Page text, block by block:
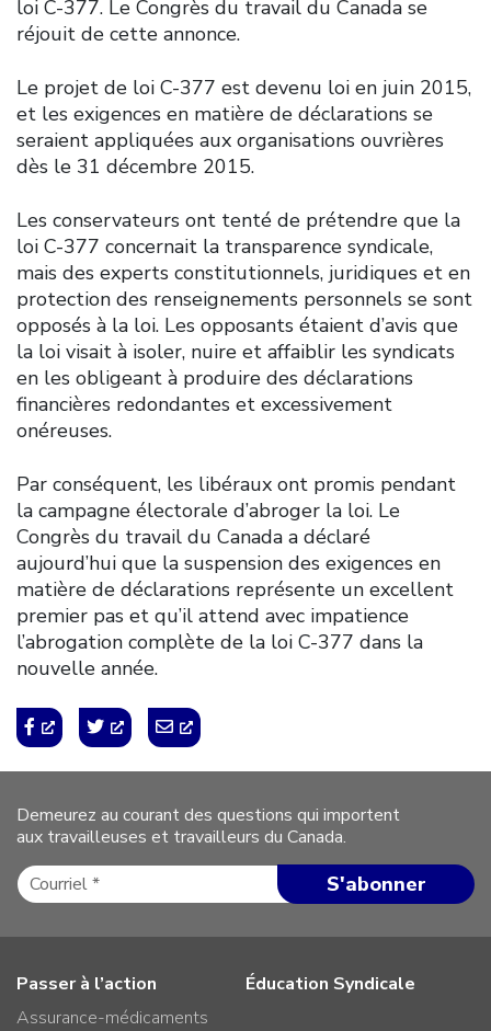
loi C-377. Le Congrès du travail du Canada se
réjouit de cette annonce.
Le projet de loi C-377 est devenu loi en juin 2015,
et les exigences en matière de déclarations se
seraient appliquées aux organisations ouvrières
dès le 31 décembre 2015.
Les conservateurs ont tenté de prétendre que la
loi C-377 concernait la transparence syndicale,
mais des experts constitutionnels, juridiques et en
protection des renseignements personnels se sont
opposés à la loi. Les opposants étaient d’avis que
la loi visait à isoler, nuire et affaiblir les syndicats
en les obligeant à produire des déclarations
financières redondantes et excessivement
onéreuses.
Par conséquent, les libéraux ont promis pendant
la campagne électorale d’abroger la loi. Le
Congrès du travail du Canada a déclaré
aujourd’hui que la suspension des exigences en
matière de déclarations représente un excellent
premier pas et qu’il attend avec impatience
l’abrogation complète de la loi C-377 dans la
nouvelle année.
Demeurez au courant des questions qui importent
aux travailleuses et travailleurs du Canada.
Passer à l’action
Assurance-médicaments
Éducation Syndicale